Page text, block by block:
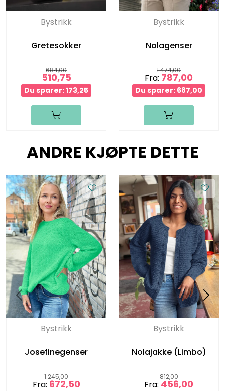
Bystrikk
Gretesokker
684,00
510,75
Du sparer: 173,25
Bystrikk
Nolagenser
1.474,00
Fra: 787,00
Du sparer: 687,00
ANDRE KJØPTE DETTE
Bystrikk
Josefinegenser
1.245,00
Fra: 672,50
Bystrikk
Nolajakke (Limbo)
812,00
Fra: 456,00